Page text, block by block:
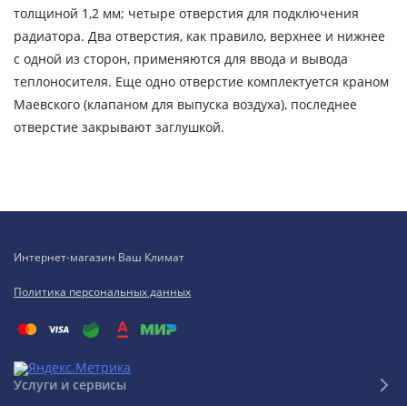
толщиной 1,2 мм; четыре отверстия для подключения
радиатора. Два отверстия, как правило, верхнее и нижнее
с одной из сторон, применяются для ввода и вывода
теплоносителя. Еще одно отверстие комплектуется краном
Маевского (клапаном для выпуска воздуха), последнее
отверстие закрывают заглушкой.
Интернет-магазин Ваш Климат
Политика персональных данных
Услуги и сервисы